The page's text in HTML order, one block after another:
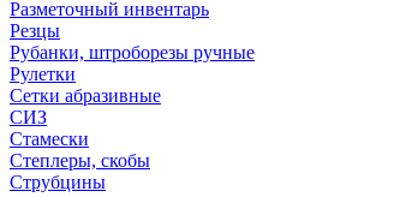
Разметочный инвентарь
Резцы
Рубанки, штроборезы ручные
Рулетки
Сетки абразивные
СИЗ
Стамески
Степлеры, скобы
Струбцины